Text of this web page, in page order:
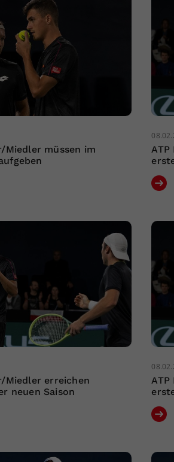
Miedler müssen im
Miedler erreichen
neuen Saison